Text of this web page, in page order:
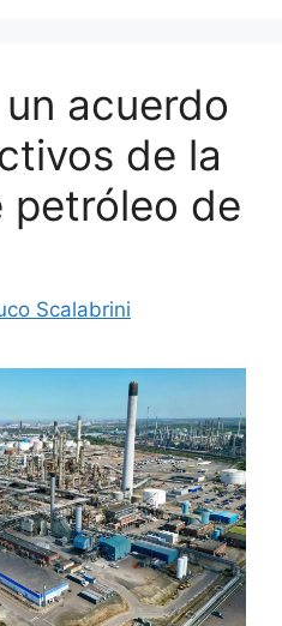
acuerdo
de la
petróleo de
Scalabrini